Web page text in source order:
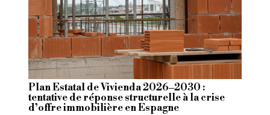
Plan Estatal de Vivienda 2026–2030 :
tentative de réponse structurelle à la crise
d’offre immobilière en Espagne